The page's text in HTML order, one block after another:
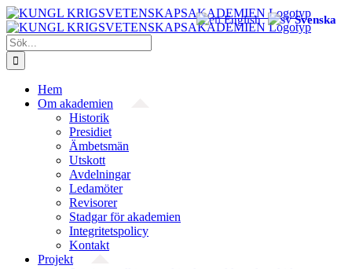
Fortsätt
till
innehållet
Sök
efter:
Hem
Om akademien
Historik
Presidiet
Ämbetsmän
Utskott
Avdelningar
Ledamöter
Revisorer
Stadgar för akademien
Integritetspolicy
Kontakt
Projekt
English Svenska